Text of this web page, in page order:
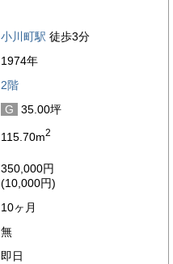
小川町駅 徒歩3分
1974年
2階
G
35.00坪
115.70m2
350,000円
(10,000円)
10ヶ月
無
即日